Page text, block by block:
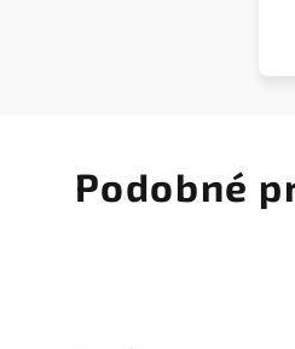
Podobné